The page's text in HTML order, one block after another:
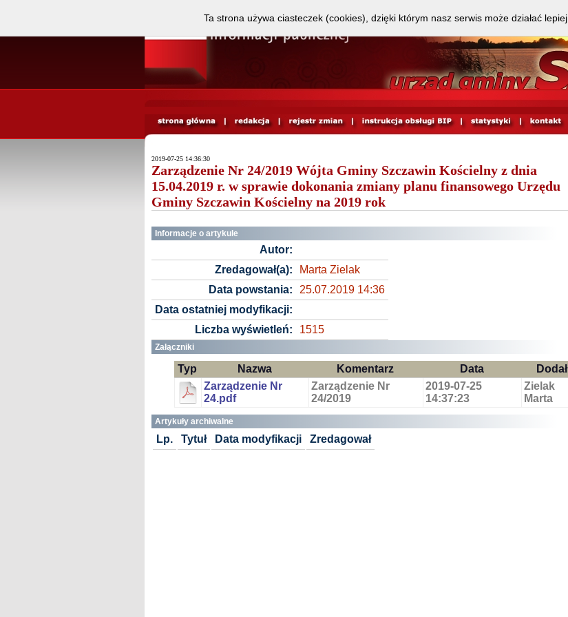
2019-07-25 14:36:30
Zarządzenie Nr 24/2019 Wójta Gminy Szczawin Kościelny z dnia
15.04.2019 r. w sprawie dokonania zmiany planu finansowego Urzędu
Gminy Szczawin Kościelny na 2019 rok
Informacje o artykule
Autor:
Zredagował(a):
Marta Zielak
Data powstania:
25.07.2019 14:36
Data ostatniej modyfikacji:
Liczba wyświetleń:
1515
Załączniki
Typ Nazwa Komentarz Data
Dodał
Zarządzenie Nr
24.pdf
Zarządzenie Nr
24/2019
2019-07-25
14:37:23
Zielak
Marta
Artykuły archiwalne
Lp. Tytuł Data modyfikacji Zredagował
Ta strona używa ciasteczek (cookies), dzięki którym nasz serwis może działać lepiej.